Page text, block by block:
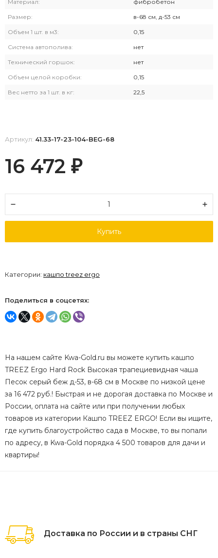
Материал: фибробетон
Размер: в-68 см, д-53 см
Объем 1 шт. в м3: 0,15
Система автополива: нет
Технический горшок: нет
Объем целой коробки: 0,15
Вес нетто за 1 шт. в кг: 22,5
Артикул: 41.33-17-23-104-BEG-68
16 472 ₽
Купить
Категории: кашпо treez ergo
Поделиться в соцсетях:
На нашем сайте Kwa-Gold.ru вы можете купить кашпо
TREEZ Ergo Hard Rock Высокая трапециевидная чаша
Песок серый беж д-53, в-68 см в Москве по низкой цене
за 16 472 руб.! Быстрая и не дорогая доставка по Москве и
России, оплата на сайте или при получении любых
товаров из категории Кашпо TREEZ ERGO! Если вы ищите,
где купить благоустройство сада в Москве, то вы попали
по адресу, в Kwa-Gold порядка 4 500 товаров для дачи и
квартиры!
Доставка по России и в страны СНГ